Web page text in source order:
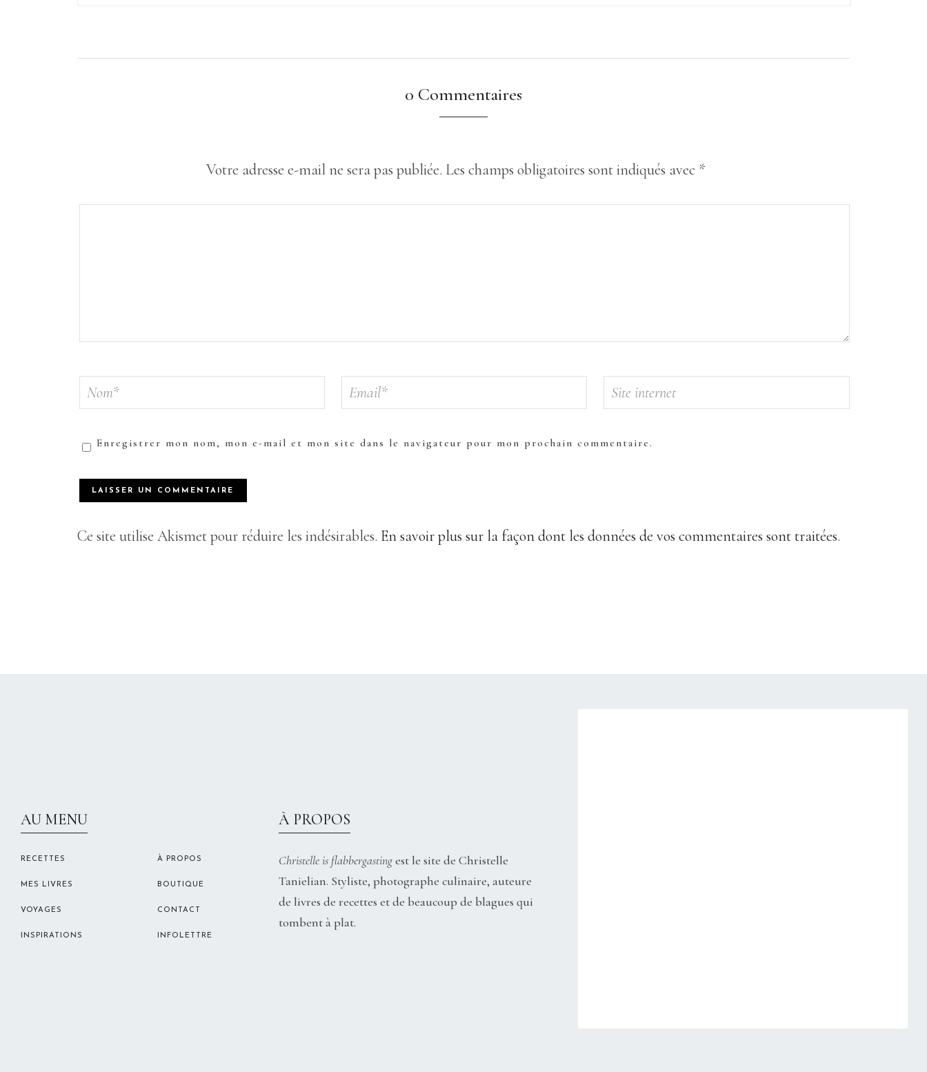
0 Commentaires
Votre adresse e-mail ne sera pas publiée. Les champs obligatoires sont indiqués avec *
Enregistrer mon nom, mon e-mail et mon site dans le navigateur pour mon prochain commentaire.
Ce site utilise Akismet pour réduire les indésirables. En savoir plus sur la façon dont les données de vos commentaires sont traitées.
AU MENU
RECETTES
MES LIVRES
VOYAGES
INSPIRATIONS
À PROPOS
BOUTIQUE
CONTACT
INFOLETTRE
À PROPOS
Christelle is flabbergastingest le site de Christelle
Tanielian. Styliste, photographe culinaire, auteure
de livres de recettes et de beaucoup de blagues qui
tombent à plat.